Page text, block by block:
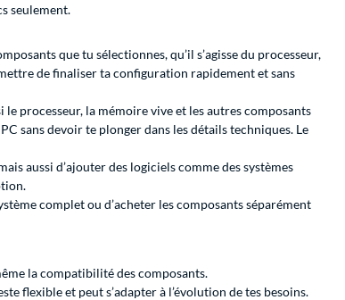
seulement.
que tu sélectionnes, qu’il s’agisse du processeur,
de finaliser ta configuration rapidement et sans
processeur, la mémoire vive et les autres composants
sans devoir te plonger dans les détails techniques. Le
aussi d’ajouter des logiciels comme des systèmes
complet ou d’acheter les composants séparément
la compatibilité des composants.
flexible et peut s’adapter à l’évolution de tes besoins.